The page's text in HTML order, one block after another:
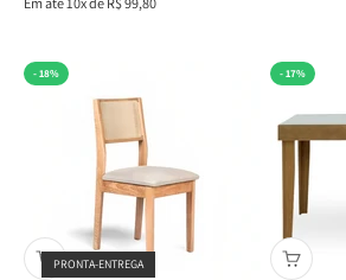
- 18%
PRONTA-ENTREGA
- 17%